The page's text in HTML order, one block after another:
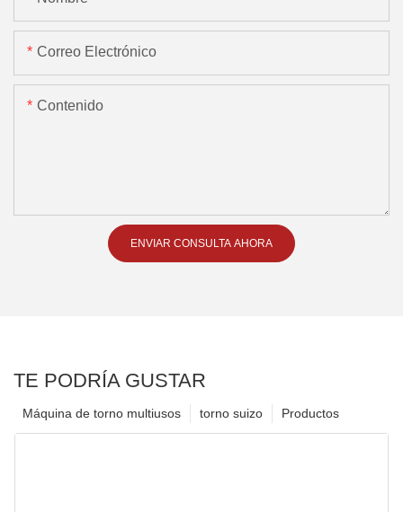
Correo Electrónico
Contenido
ENVIAR CONSULTA AHORA
TE PODRÍA GUSTAR
Productos
torno suizo
Máquina de torno multiusos